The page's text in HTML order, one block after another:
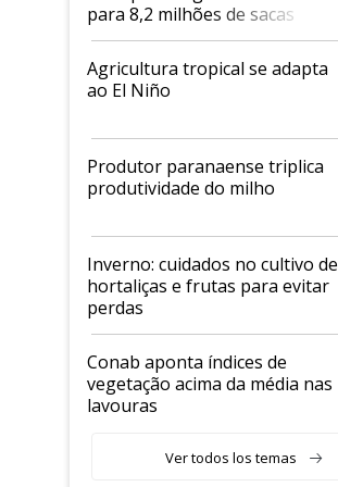
para 8,2 milhões de sacas
Agricultura tropical se adapta
ao El Niño
Produtor paranaense triplica
produtividade do milho
Inverno: cuidados no cultivo de
hortaliças e frutas para evitar
perdas
Conab aponta índices de
vegetação acima da média nas
lavouras
Ver todos los temas